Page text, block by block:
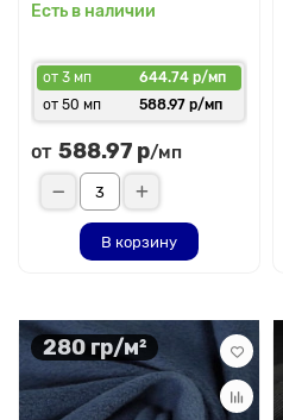
Есть в наличии
от 3 мп
644.74 р/мп
от 50 мп
588.97 р/мп
от 588.97 р/мп
В корзину
280 гр/м²